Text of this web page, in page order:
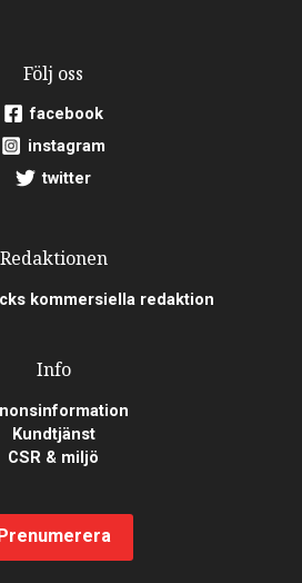
Följ oss
facebook
instagram
twitter
Redaktionen
kommersiella redaktion
Info
Kundtjänst
CSR & miljö